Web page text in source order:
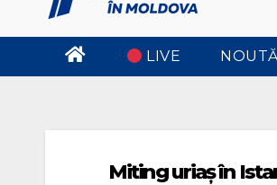
LIVE
Miting uriaș în